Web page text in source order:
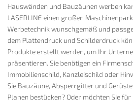
Hauswänden und Bauzäunen werben
LASERLINE einen großen
Werbetechnik wunschgemäß und
dem Plattendruck und Schilderdruck
Produkte erstellt werden, um Ihr
präsentieren. Sie benötigen ein
Immobilienschild, Kanzleischild oder
Sie Bauzäune, Absperrgitter und
Planen bestücken? Oder möchten Sie